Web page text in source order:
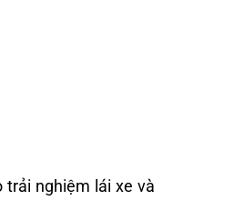
trải nghiệm lái xe và